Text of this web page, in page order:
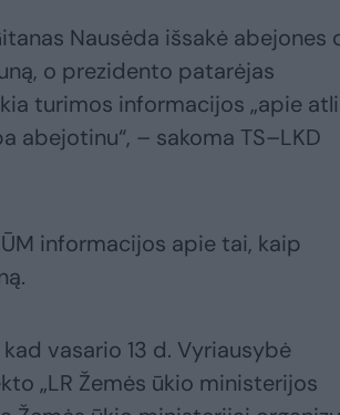
Nausėda išsakė abejones
o prezidento patarėjas
turimos informacijos „apie
abejotinu“, – sakoma TS–LKD
informacijos apie tai, kaip
vasario 13 d. Vyriausybė
„LR Žemės ūkio ministerijos